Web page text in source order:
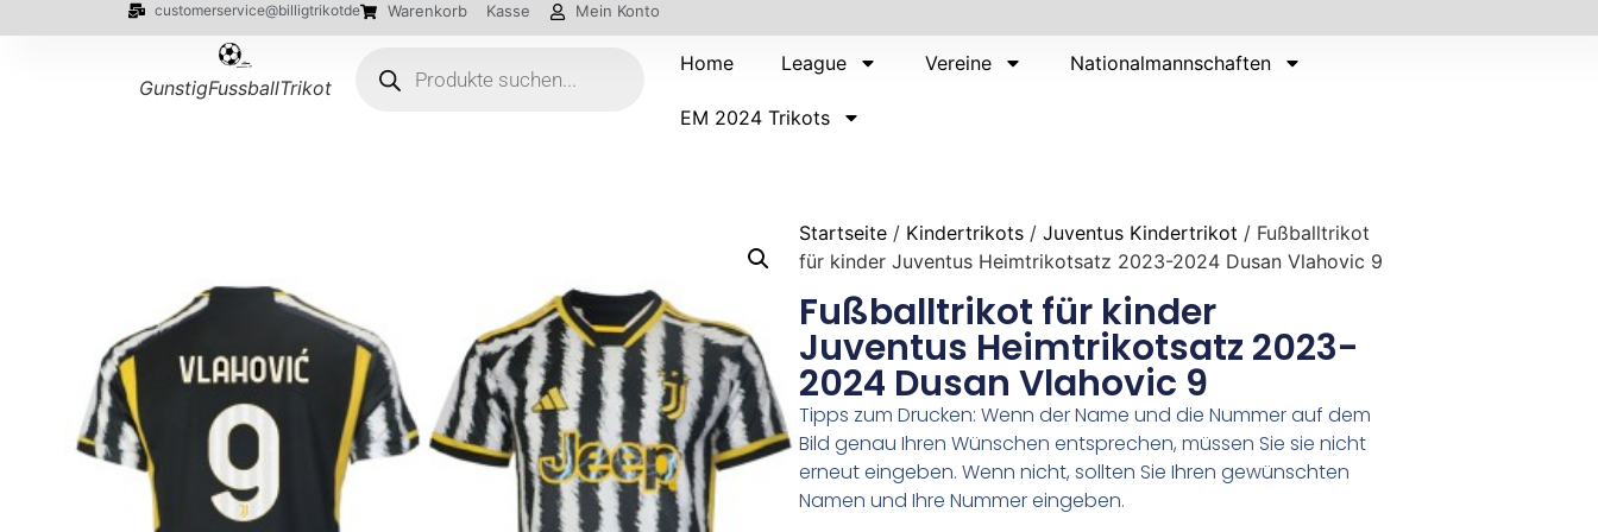
customerservice@billigtrikotde Warenkorb Kasse Mein Konto
GunstigFussballTrikot
Home League Vereine Nationalmannschaften
EM 2024 Trikots
Startseite / Kindertrikots / Juventus Kindertrikot / Fußballtrikot
für kinder Juventus Heimtrikotsatz 2023-2024 Dusan Vlahovic 9
Fußballtrikot für kinder
Juventus Heimtrikotsatz 2023-
2024 Dusan Vlahovic 9
Tipps zum Drucken: Wenn der Name und die Nummer auf dem
Bild genau Ihren Wünschen entsprechen, müssen Sie sie nicht
erneut eingeben. Wenn nicht, sollten Sie Ihren gewünschten
Namen und Ihre Nummer eingeben.